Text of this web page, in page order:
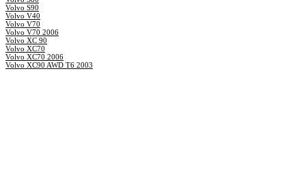
Volvo S90
Volvo V40
Volvo V70
Volvo V70 2006
Volvo XC 90
Volvo XC70
Volvo XC70 2006
Volvo XC90 AWD T6 2003